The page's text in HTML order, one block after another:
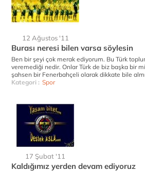
12 Ağustos '11
Burası neresi bilen varsa söylesin
Ben bir şeyi çok merak ediyorum. Bu Türk
veremediği nedir. Onlar Türk de biz başka bir
şahsen bir Fenerbahçeli olarak dikkate bile
Kategori : Spor
17 Şubat '11
Kaldığımız yerden devam ediyoruz